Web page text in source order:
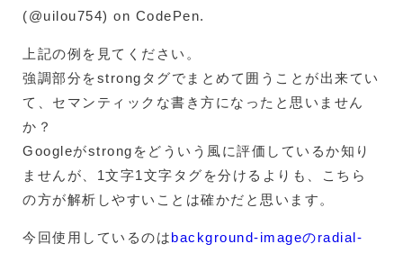
(@uilou754) on CodePen.
上記の例を見てください。
強調部分をstrongタグでまとめて囲うことが出来てい
て、セマンティックな書き方になったと思いません
か？
Googleがstrongをどういう風に評価しているか知り
ませんが、1文字1文字タグを分けるよりも、こちら
の方が解析しやすいことは確かだと思います。
今回使用しているのはbackground-imageのradial-